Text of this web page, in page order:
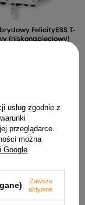
FelicityESS T-
(niskonapięciowy)
usług zgodnie z
przeglądarce.
można
Google.
Zawsze
aktywne